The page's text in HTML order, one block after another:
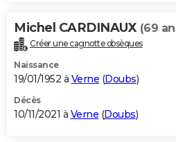
Michel CARDINAUX (69
Créer une cagnotte obsèques
Naissance
19/01/1952 à Verne (Doubs)
Décès
10/11/2021 à Verne (Doubs)